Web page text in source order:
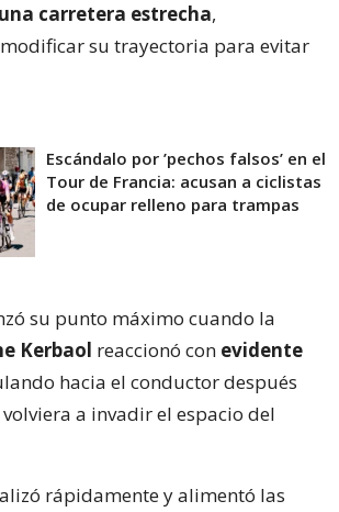
carretera estrecha,
su trayectoria para evitar
Escándalo por ’pechos falsos’ en el
Tour de Francia: acusan a ciclistas
de ocupar relleno para trampas
su punto máximo cuando la
Kerbaol reaccionó con evidente
hacia el conductor después
a invadir el espacio del
rápidamente y alimentó las